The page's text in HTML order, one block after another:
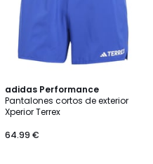
adidas Performance
Pantalones cortos de exterior
Xperior Terrex
64.99 €